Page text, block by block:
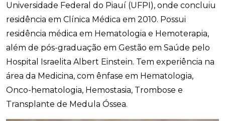
Universidade Federal do Piauí (UFPI), onde concluiu
residência em Clínica Médica em 2010. Possui
residência médica em Hematologia e Hemoterapia,
além de pós-graduação em Gestão em Saúde pelo
Hospital Israelita Albert Einstein. Tem experiência na
área da Medicina, com ênfase em Hematologia,
Onco-hematologia, Hemostasia, Trombose e
Transplante de Medula Óssea.